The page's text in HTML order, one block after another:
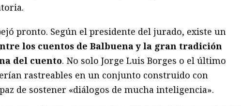
pronto. Según el presidente del jurado, existe un
los cuentos de Balbuena y la gran tradición
del cuento. No solo Jorge Luis Borges o el último
rastreables en un conjunto construido con
de sostener «diálogos de mucha inteligencia».